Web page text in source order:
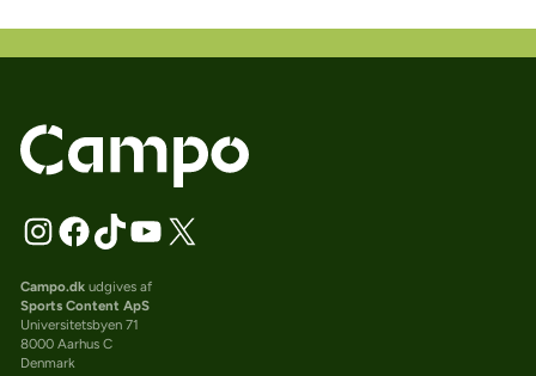
Campo.dkudgives af
Sports Content ApS
Universitetsbyen 71
8000 Aarhus C
Denmark